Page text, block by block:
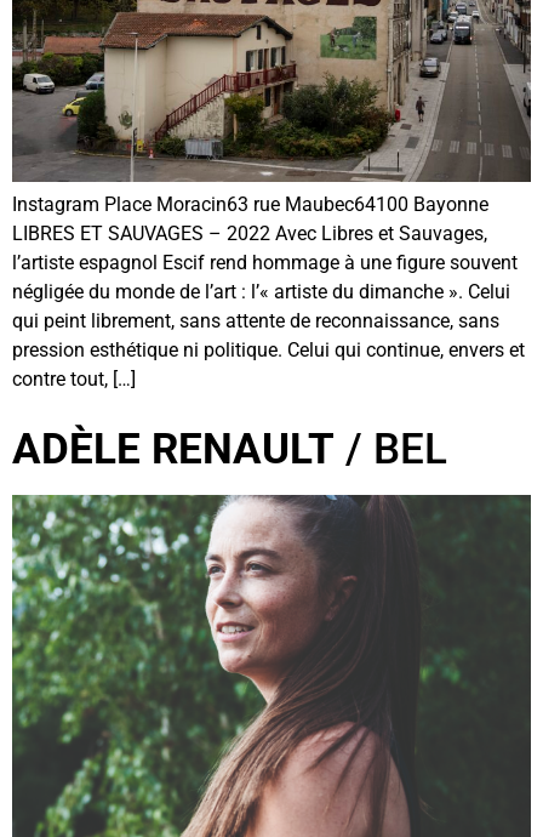
Instagram Place Moracin63 rue Maubec64100 Bayonne
LIBRES ET SAUVAGES – 2022 Avec Libres et Sauvages,
l’artiste espagnol Escif rend hommage à une figure souvent
négligée du monde de l’art : l’« artiste du dimanche ». Celui
qui peint librement, sans attente de reconnaissance, sans
pression esthétique ni politique. Celui qui continue, envers et
contre tout, […]
ADÈLE RENAULT / BEL